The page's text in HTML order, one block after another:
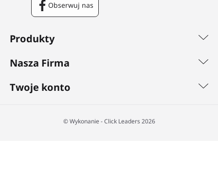
Produkty
Nasza Firma
Twoje konto
Obserwuj nas
Facebook
©️ Wykonanie - Click Leaders 2026